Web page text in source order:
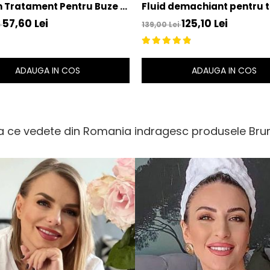
Tratament Pentru Buze si
- Kiss Me Balm – Bruno
57,60 Lei
ADAUGA IN COS
Fluid demachiant pentru
sensibil Fresh Cleansing
250 ml – Bruno Vassari
139,00 Lei125,10 Lei
ADAUGA IN COS
ce vedete din Romania indragesc produsele